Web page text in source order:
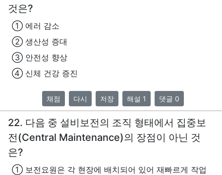
것은?
① 에러 감소
② 생산성 증대
③ 안전성 향상
④ 신체 건강 증진
채점 다시 저장 해설 1 댓글 0
22. 다음 중 설비보전의 조직 형태에서 집중보
전(Central Maintenance)의 장점이 아닌 것
은?
① 보전요원은 각 현장에 배치되어 있어 재빠르게 작업